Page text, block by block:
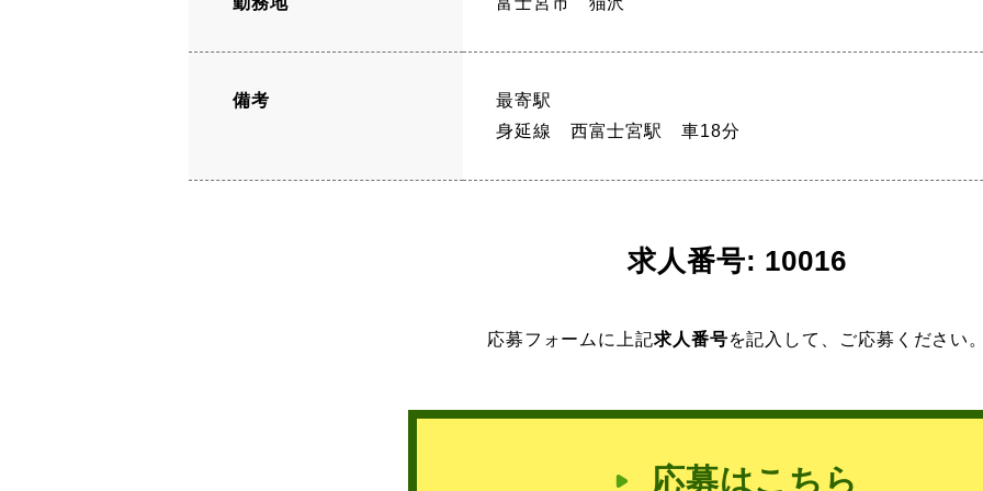
備考
最寄駅
身延線 西富士宮駅 車18分
求人番号: 10016
応募フォームに上記求人番号を記入して、ご応募ください
応募はこちら